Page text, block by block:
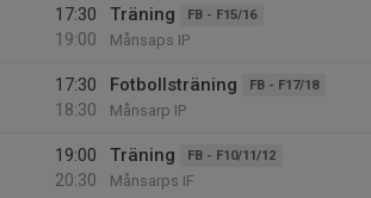
17:30
19:00
Träning FB - F15/16
Månsaps IP
17:30
18:30
Fotbollsträning FB - F17/18
Månsarp IP
19:00
20:30
Träning FB - F10/11/12
Månsarps IF